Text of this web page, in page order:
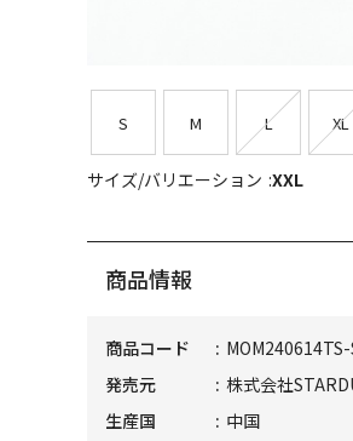
S M L XL
サイズ/バリエーション XXL
商品情報
商品コード
発売元
株式会社
生産国
中国